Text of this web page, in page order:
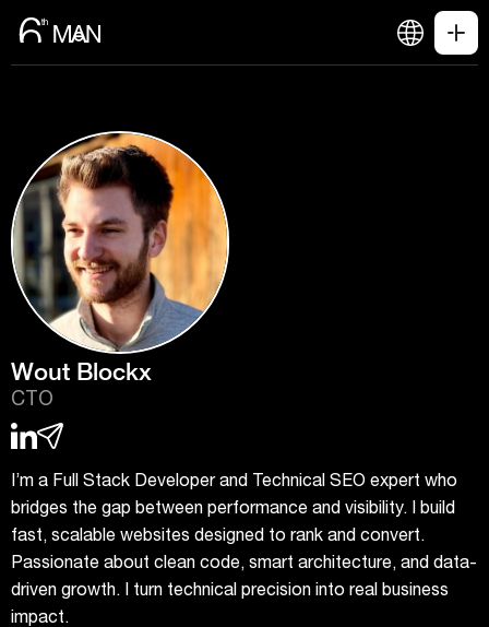
Wout Blockx
CTO
I’m a Full Stack Developer and Technical SEO expert who
bridges the gap between performance and visibility. I build
fast, scalable websites designed to rank and convert.
Passionate about clean code, smart architecture, and data-
driven growth. I turn technical precision into real business
impact.